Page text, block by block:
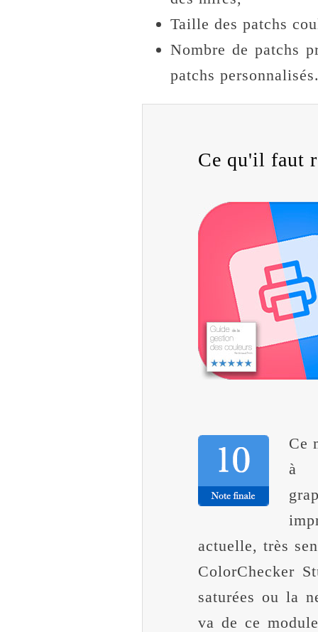
Taille des patchs
Nombre de patchs
patchs
Ce qu'il faut
Ce
à
actuelle, très
ColorChecker
saturées ou la
va de ce